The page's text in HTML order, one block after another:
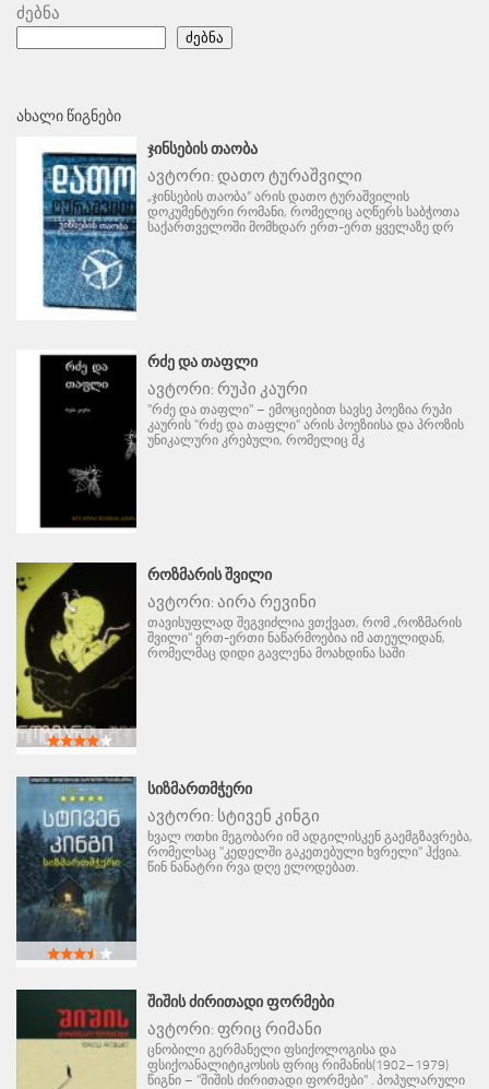
ძებნა
ძებნა
ᲐᲮᲐᲚᲘ ᲬᲘᲒᲜᲔᲑᲘ
ᲯᲘᲜᲡᲔᲑᲘᲡ ᲗᲐᲝᲑᲐ
ავტორი: დათო ტურაშვილი
„ჯინსების თაობა“ არის დათო ტურაშვილის
დოკუმენტური რომანი, რომელიც აღწერს საბჭოთა
საქართველოში მომხდარ ერთ-ერთ ყველაზე დრ
ᲠᲫᲔ ᲓᲐ ᲗᲐᲤᲚᲘ
ავტორი: რუპი კაური
"რძე და თაფლი" – ემოციებით სავსე პოეზია რუპი
კაურის "რძე და თაფლი" არის პოეზიისა და პროზის
უნიკალური კრებული, რომელიც მკ
ᲠᲝᲖᲛᲐᲠᲘᲡ ᲨᲕᲘᲚᲘ
ავტორი: აირა რევინი
თავისუფლად შეგვიძლია ვთქვათ, რომ „როზმარის
შვილი" ერთ-ერთი ნაწარმოებია იმ ათეულიდან,
რომელმაც დიდი გავლენა მოახდინა საში
ᲡᲘᲖᲛᲐᲠᲗᲛᲭᲔᲠᲘ
ავტორი: სტივენ კინგი
ხვალ ოთხი მეგობარი იმ ადგილისკენ გაემგზავრება,
რომელსაც "კედელში გაკეთებული ხვრელი" ჰქვია.
წინ ნანატრი რვა დღე ელოდებათ.
ᲨᲘᲨᲘᲡ ᲫᲘᲠᲘᲗᲐᲓᲘ ᲤᲝᲠᲛᲔᲑᲘ
ავტორი: ფრიც რიმანი
ცნობილი გერმანელი ფსიქოლოგისა და
ფსიქოანალიტიკოსის ფრიც რიმანის(1902–1979)
წიგნი – "შიშის ძირითადი ფორმები" . პოპულარული